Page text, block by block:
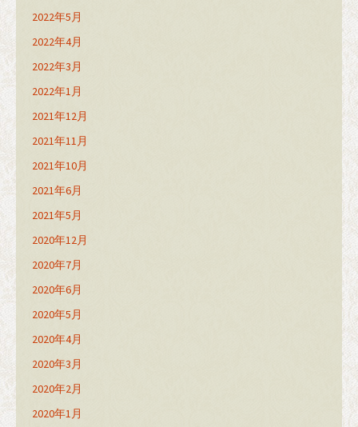
2022年5月
2022年4月
2022年3月
2022年1月
2021年12月
2021年11月
2021年10月
2021年6月
2021年5月
2020年12月
2020年7月
2020年6月
2020年5月
2020年4月
2020年3月
2020年2月
2020年1月